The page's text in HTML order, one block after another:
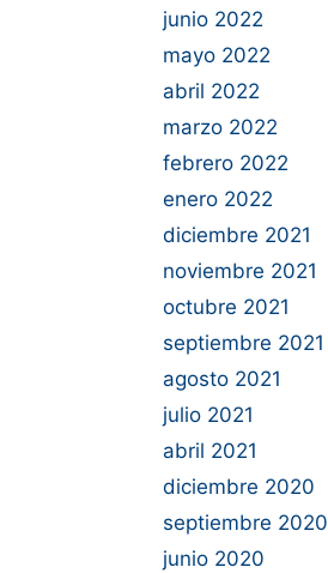
junio 2022
mayo 2022
abril 2022
marzo 2022
febrero 2022
enero 2022
diciembre 2021
noviembre 2021
octubre 2021
septiembre 2021
agosto 2021
julio 2021
abril 2021
diciembre 2020
septiembre 2020
junio 2020